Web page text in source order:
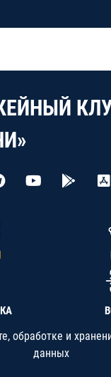
обработке и
данных